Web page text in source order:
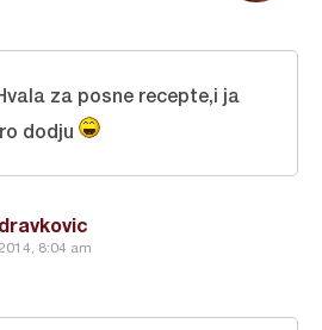
8:04 am
za posne recepte,i ja
dodju